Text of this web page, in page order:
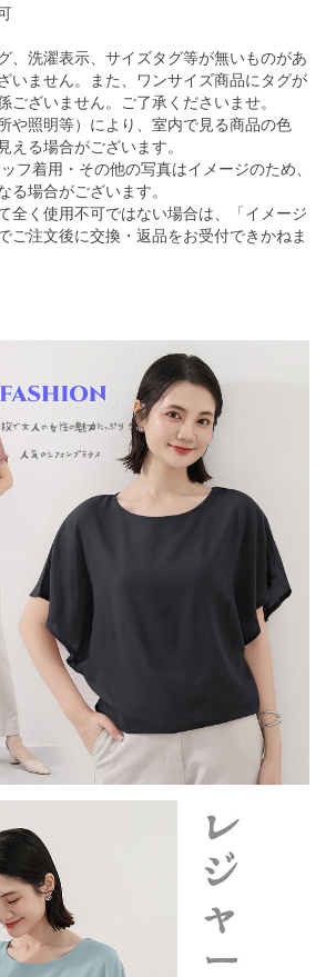
、洗濯表示、サイズタグ等が無いものがあ
いません。また、ワンサイズ商品にタグが
ございません。ご了承くださいませ。
や照明等）により、室内で見る商品の色
える場合がございます。
フ着用・その他の写真はイメージのため、
る場合がございます。
全く使用不可ではない場合は、「イメージ
ご注文後に交換・返品をお受付できかねま